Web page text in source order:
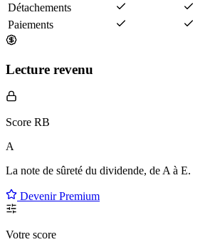
Détachements
Paiements
Lecture revenu
Score RB
A
La note de sûreté du dividende, de A à E.
Devenir Premium
Votre score